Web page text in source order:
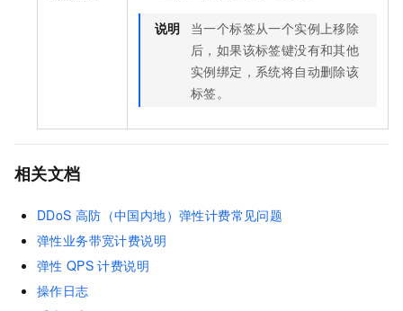
说明
当一个标签从一个实例上移除
后，如果该标签键没有和其他
实例绑定，系统将自动删除该
标签。
相关文档
DDoS 高防（中国内地）弹性计费常见问题
弹性业务带宽计费说明
弹性 QPS 计费说明
操作日志